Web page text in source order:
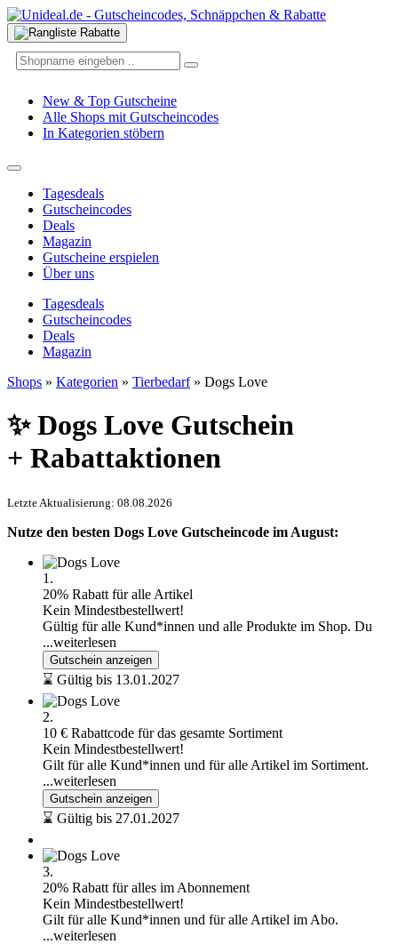
New & Top Gutscheine
Alle Shops mit Gutscheincodes
In Kategorien stöbern
Tagesdeals
Gutscheincodes
Deals
Magazin
Gutscheine erspielen
Über uns
Tagesdeals
Gutscheincodes
Deals
Magazin
Shops » Kategorien » Tierbedarf» Dogs Love
✨ Dogs Love Gutschein
+ Rabattaktionen
Letzte Aktualisierung: 08.08.2026
Nutze den besten Dogs Love Gutscheincode im August:
1.
20% Rabatt für alle Artikel
Kein Mindestbestellwert!
Gültig für alle Kund*innen und alle Produkte im Shop. Du
...weiterlesen
Gutschein anzeigen
⌛ Gültig bis 13.01.2027
2.
10 € Rabattcode für das gesamte Sortiment
Kein Mindestbestellwert!
Gilt für alle Kund*innen und für alle Artikel im Sortiment.
...weiterlesen
Gutschein anzeigen
⌛ Gültig bis 27.01.2027
3.
20% Rabatt für alles im Abonnement
Kein Mindestbestellwert!
Gilt für alle Kund*innen und für alle Artikel im Abo.
...weiterlesen